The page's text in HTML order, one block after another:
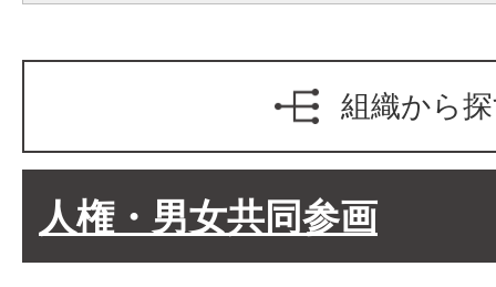
組織から
人権・男女共同参画